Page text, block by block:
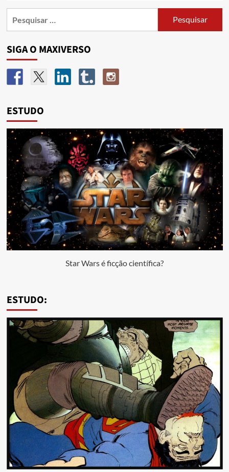
SIGA O MAXIVERSO
ESTUDO
Star Wars é ficção científica?
ESTUDO: